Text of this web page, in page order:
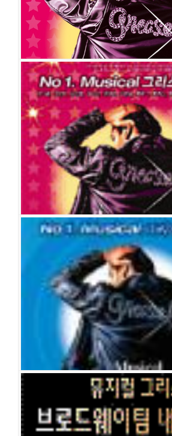
그리스
공연일시
2007-06-07 ~ 2007-07-08
공연장
유니버설아트센터 대극장
출연진
이신성강동호정명은윤공주박시범
신미연정재헌이창희배진성박선하전이화박
혜
2006-12-29 ~ 2007-03-04
동숭아트센터 동숭홀
정상윤김산호정명은조은별홍록기
강동호이철주이혜경성태준박소리이
이기형김수연한연주
2006-11-17 ~ 2006-12-25
공연장
나루아트센터 대공연장
출연진
박준후(박영필)김산호정상윤엄기준
문예신
박혜경 임진아
준
박소리 이창희 전민준(전역산) 손미영 김대종
한연주정선영이철주박하나 이은주박소향